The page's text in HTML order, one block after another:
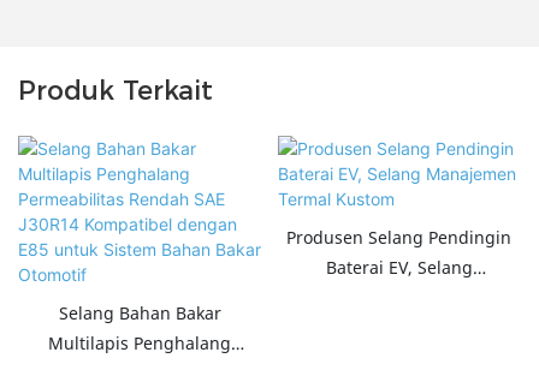
Produk Terkait
Selang Bahan Bakar
Multilapis Penghalang
Produsen Selang Pendingin
Baterai EV, Selang